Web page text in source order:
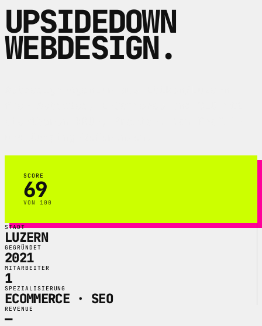
UPSIDEDOWN
WEBDESIGN.
SCORE
69
VON 100
STADT
LUZERN
GEGRÜNDET
2021
MITARBEITER
1
SPEZIALISIERUNG
ECOMMERCE · SEO
REVENUE
—